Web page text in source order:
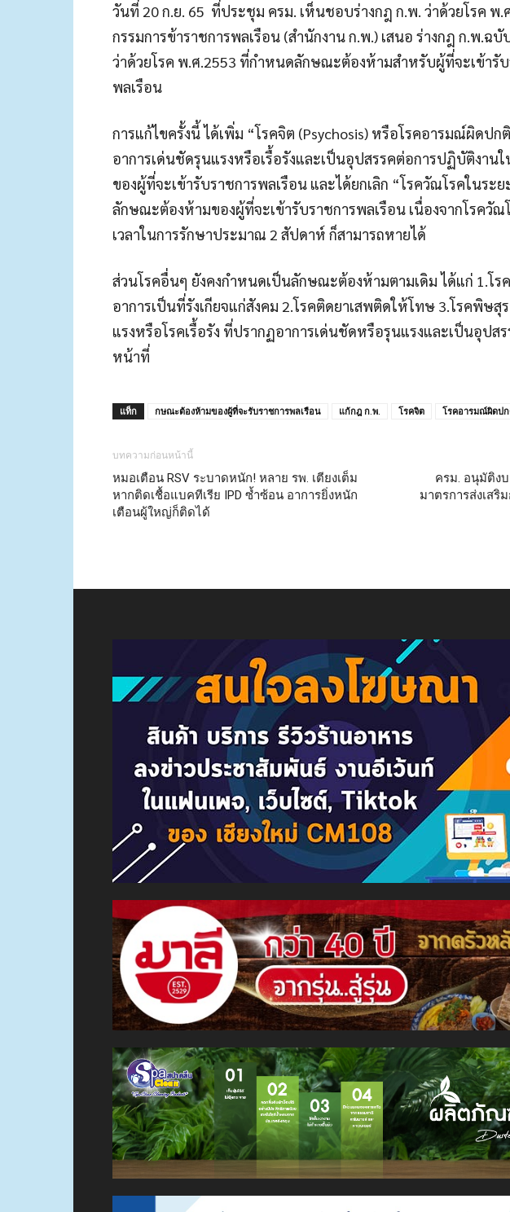
วันที่ 20 ก.ย. 65 ที่ประชุม ครม. เห็นชอบร่างกฎ ก.พ. ว่าด้วยโรค พ
กรรมการข้าราชการพลเรือน (สำนักงาน ก.พ.) เสนอ ร่างกฎ ก.พ.ฉ
ว่าด้วยโรค พ.ศ.2553 ที่กำหนดลักษณะต้องห้ามสำหรับผู้ที่จะเข้ารับ
พลเรือน
การแก้ไขครั้งนี้ ได้เพิ่ม “โรคจิต (Psychosis) หรือโรคอารมณ์ผิดปก
อาการเด่นชัดรุนแรงหรือเรื้อรังและเป็นอุปสรรคต่อการปฏิบัติงา
ของผู้ที่จะเข้ารับราชการพลเรือน และได้ยกเลิก “โรควัณโรคในระ
ลักษณะต้องห้ามของผู้ที่จะเข้ารับราชการพลเรือน เนื่องจากโรควั
เวลาในการรักษาประมาณ 2 สัปดาห์ ก็สามารถหายได้
ส่วนโรคอื่นๆ ยังคงกำหนดเป็นลักษณะต้องห้ามตามเดิม ได้แก่ 1.โร
อาการเป็นที่รังเกียจแก่สังคม 2.โรคติดยาเสพติดให้โทษ 3.โรคพิษสุ
แรงหรือโรคเรื้อรัง ที่ปรากฏอาการเด่นชัดหรือรุนแรงและเป็นอุปส
หน้าที่
แท็ก กษณะต้องห้ามของผู้ที่จะรับราชการพลเรือน แก้กฎ ก.พ. โรคจิต โรคอารมณ์ผิดป
บทความก่อนหน้านี้
หมอเตือน RSV ระบาดหนัก! หลาย รพ. เตียงเต็ม
หากติดเชื้อแบคทีเรีย IPD ซ้ำซ้อน อาการยิ่งหนัก
เตือนผู้ใหญ่ก็ติดได้
ครม. อนุมัติง
มาตรการส่งเสริ